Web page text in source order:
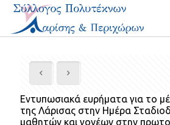
Εντυπωσιακά ευρήματα για το
της Λάρισας στην Ημέρα
μαθητών και γονέων στην